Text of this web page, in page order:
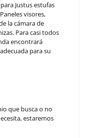
Justus estufas
visores,
la cámara de
Para casi todos
encontrará
para su
que busca o no
estaremos